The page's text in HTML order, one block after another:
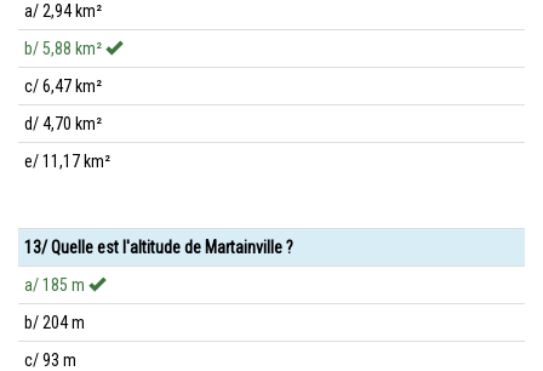
a/ 2,94 km²
b/ 5,88 km²
c/ 6,47 km²
d/ 4,70 km²
e/ 11,17 km²
13/ Quelle est l'altitude de Martainville ?
a/ 185 m
b/ 204 m
c/ 93 m